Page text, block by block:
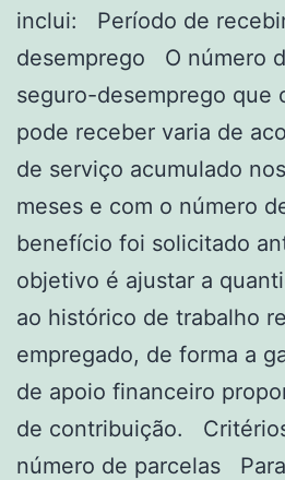
inclui: Período de
desemprego O número
seguro-desemprego que
pode receber varia de
de serviço acumulado
meses e com o número
benefício foi solicitado
objetivo é ajustar a
ao histórico de trabalho
empregado, de forma a
de apoio financeiro
de contribuição.
número de parcelas